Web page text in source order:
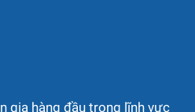
Xe Lu
gia hàng đầu trong lĩnh vực